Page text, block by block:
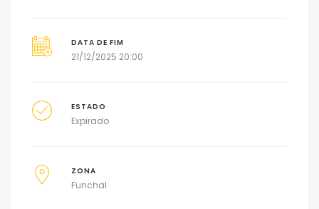
DATA DE FIM
21/12/2025 20:00
ESTADO
Expirado
ZONA
Funchal